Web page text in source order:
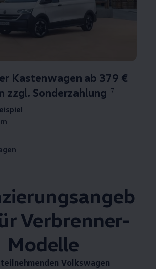
Kastenwagen ab 379 €
zzgl. Sonderzahlung
7
Verbrenner-
Modelle
Volkswagen